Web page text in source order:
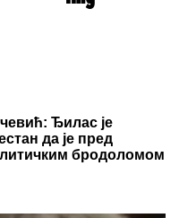
Ђилас је
да је пред
бродоломом